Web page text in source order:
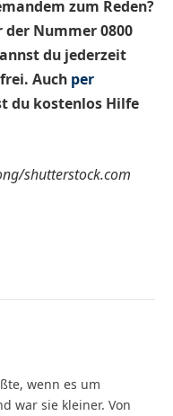
zum Reden?
der Nummer 0800
du jederzeit
Auch per
du kostenlos Hilfe
shutterstock.com
wenn es um
war sie kleiner. Von